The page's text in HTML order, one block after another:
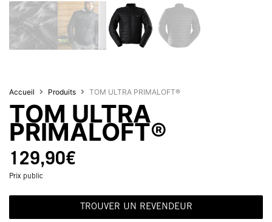
Accueil Produits TOM ULTRA PRIMALOFT®
TOM ULTRA
PRIMALOFT®
129,90€
Prix public
TROUVER UN REVENDEUR